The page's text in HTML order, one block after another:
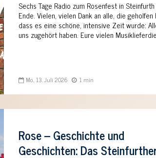
Sechs Tage Radio zum Rosenfest in
Ende. Vielen, vielen Dank an alle, die geholfen
dass es eine schöne, intensive Zeit wurde:
uns zugehört haben. Eure vielen
Mo., 13. Juli 2026 1 min
Rose – Geschichte und
Geschichten: Das